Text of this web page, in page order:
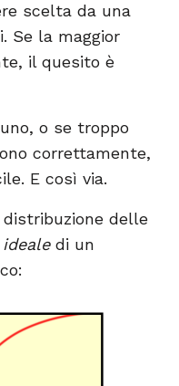
scelta da una
Se la maggior
il quesito è
o se troppo
correttamente,
E così via.
delle
idealedi un